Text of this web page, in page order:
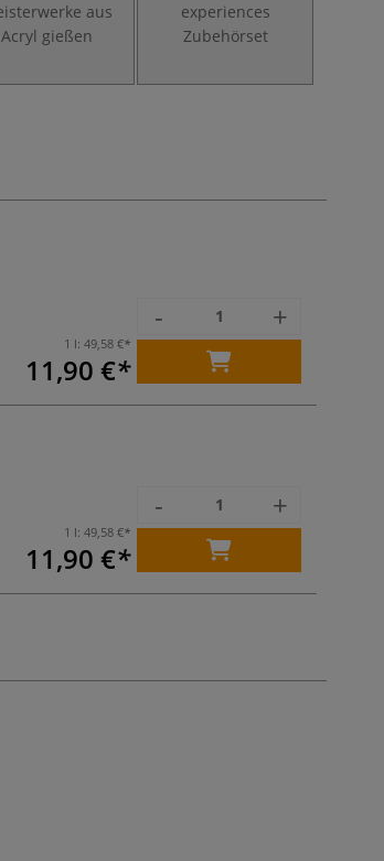
aus
Acryl gießen
experiences
Zubehörset
1 l:49,58 €
11,90 €
- +
1 l:49,58 €
11,90 €
- +